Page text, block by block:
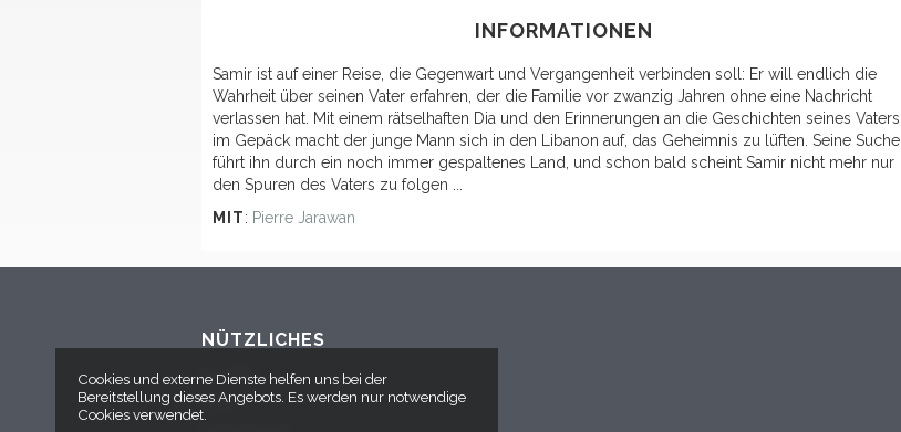
INFORMATIONEN
Samir ist auf einer Reise, die Gegenwart und Vergangenheit verbinden soll: Er will endlich die
Wahrheit über seinen Vater erfahren, der die Familie vor zwanzig Jahren ohne eine Nachricht
verlassen hat. Mit einem rätselhaften Dia und den Erinnerungen an die Geschichten seines Vaters
im Gepäck macht der junge Mann sich in den Libanon auf, das Geheimnis zu lüften. Seine Suche
führt ihn durch ein noch immer gespaltenes Land, und schon bald scheint Samir nicht mehr nur
den Spuren des Vaters zu folgen ...
MIT: Pierre Jarawan
NÜTZLICHES
Kontakt
AGB
Cookies und externe Dienste helfen uns bei der
Bereitstellung dieses Angebots. Es werden nur notwendige
Cookies verwendet.